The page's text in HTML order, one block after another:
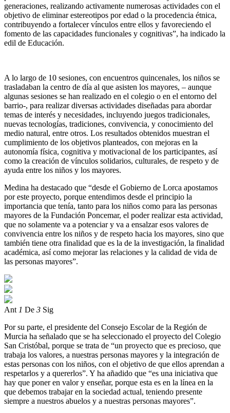
generaciones, realizando activamente numerosas actividades con el
objetivo de eliminar estereotipos por edad o la procedencia étnica,
contribuyendo a fortalecer vínculos entre ellos y favoreciendo el
fomento de las capacidades funcionales y cognitivas”, ha indicado la
edil de Educación.
A lo largo de 10 sesiones, con encuentros quincenales, los niños se
trasladaban la centro de día al que asisten los mayores, – aunque
algunas sesiones se han realizado en el colegio o en el entorno del
barrio-, para realizar diversas actividades diseñadas para abordar
temas de interés y necesidades, incluyendo juegos tradicionales,
nuevas tecnologías, tradiciones, convivencia, y conocimiento del
medio natural, entre otros. Los resultados obtenidos muestran el
cumplimiento de los objetivos planteados, con mejoras en la
autonomía física, cognitiva y motivacional de los participantes, así
como la creación de vínculos solidarios, culturales, de respeto y de
ayuda entre los niños y los mayores.
Medina ha destacado que “desde el Gobierno de Lorca apostamos
por este proyecto, porque entendimos desde el principio la
importancia que tenía, tanto para los niños como para las personas
mayores de la Fundación Poncemar, el poder realizar esta actividad,
que no solamente va a potenciar y va a ensalzar esos valores de
convivencia entre los niños y de respeto hacia los mayores, sino que
también tiene otra finalidad que es la de la investigación, la finalidad
académica, así como mejorar las relaciones y la calidad de vida de
las personas mayores”.
Ant 1 De 3 Sig
Por su parte, el presidente del Consejo Escolar de la Región de
Murcia ha señalado que se ha seleccionado el proyecto del Colegio
San Cristóbal, porque se trata de “un proyecto que es precioso, que
trabaja los valores, a nuestras personas mayores y la integración de
estas personas con los niños, con el objetivo de que ellos aprendan a
respetarlos y a quererlos”. Y ha añadido que “es una iniciativa que
hay que poner en valor y enseñar, porque esta es en la línea en la
que debemos trabajar en la sociedad actual, teniendo presente
siempre a nuestros abuelos y a nuestras personas mayores”.